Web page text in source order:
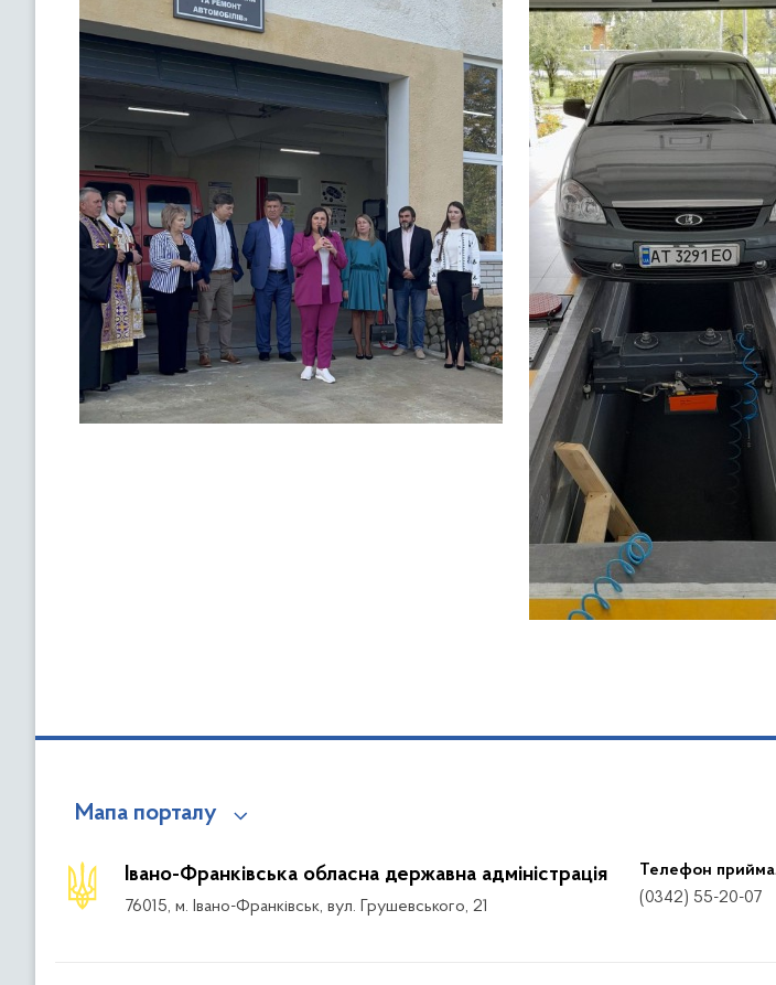
Мапа порталу
Івано-Франківська обласна державна адміністрація
76015, м. Івано-Франківськ, вул. Грушевського, 21
Телефон
(0342) 55-20-07